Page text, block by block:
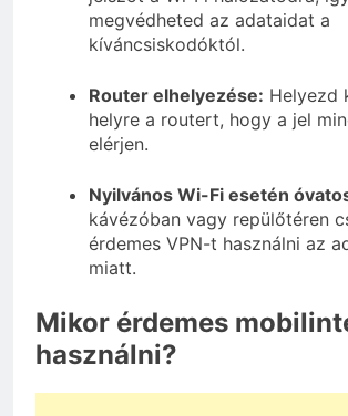
megvédheted az adataidat a
kíváncsiskodóktól.
Router elhelyezése: Helyezd
helyre a routert, hogy a jel
elérjen.
Nyilvános Wi-Fi esetén
kávézóban vagy repülőtéren
érdemes VPN-t használni az
miatt.
Mikor érdemes
használni?